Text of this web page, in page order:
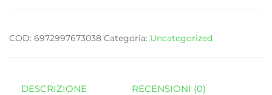
COD: 6972997673038 Categoria: Uncategorized
DESCRIZIONE RECENSIONI (0)